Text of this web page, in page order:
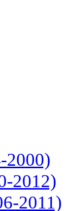
2000)
2012)
2011)